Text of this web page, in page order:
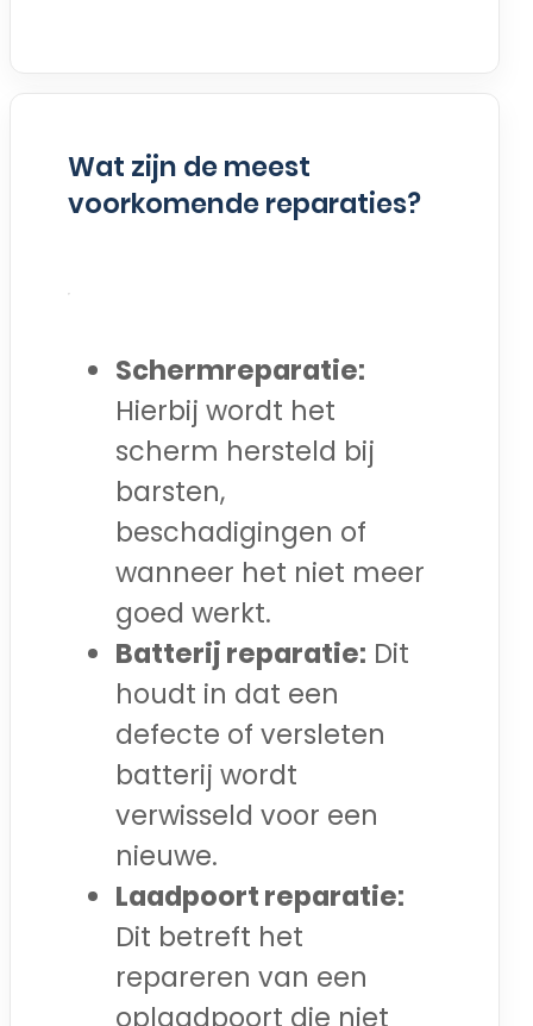
Wat zijn de meest
voorkomende reparaties?
Schermreparatie:
Hierbij wordt het
scherm hersteld bij
barsten,
beschadigingen of
wanneer het niet meer
goed werkt.
Batterij reparatie: Dit
houdt in dat een
defecte of versleten
batterij wordt
verwisseld voor een
nieuwe.
Laadpoort reparatie:
Dit betreft het
repareren van een
oplaadpoort die niet